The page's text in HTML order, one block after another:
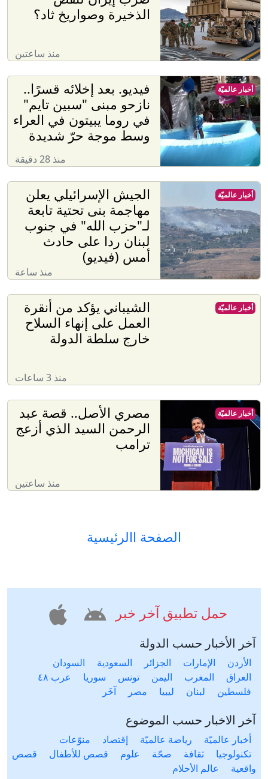
الذخيرة وصواريخ ثاد؟
منذ ساعتين
فيديو. بعد إخلائه قسرًا..
نازحو مبنى "سبين تايم"
في روما يبيتون في العراء
وسط موجة حرّ شديدة
منذ 28 دقيقة
أخبار عالميّة
الجيش الإسرائيلي يعلن
مهاجمة بنى تحتية تابعة
لـ"حزب الله" في جنوب
لبنان ردا على حادث
أمس (فيديو)
منذ ساعة
أخبار عالميّة
الشيباني يؤكد من أنقرة
العمل على إنهاء السلاح
خارج سلطة الدولة
منذ 3 ساعات
أخبار عالميّة
مصري الأصل.. قصة عبد
الرحمن السيد الذي أزعج
ترامب
منذ ساعتين
أخبار عالميّة
الصفحة االرئيسية
حمل تطبيق آخر خبر
آخر الأخبار حسب الدولة
الأردن الإمارات الجزائر السعودية
السودان
العراق
المغرب اليمن تونس سوريا
عرب ٤٨
فلسطين
لبنان ليبيا مصر آخَر
آخر الاخبار حسب الموضوع
أخبار عالميّة رياضة عالميّة إقتصاد
منوّعات
تكنولوجيا
ثقافة صحّة علوم قصص للأطفال
قصص
واقعية
عالم الأحلام